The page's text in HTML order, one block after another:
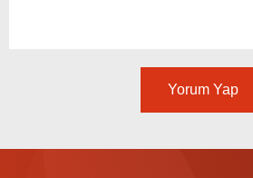
Yorum Yap